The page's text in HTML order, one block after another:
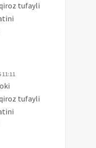
tufayli
11:11
tufayli